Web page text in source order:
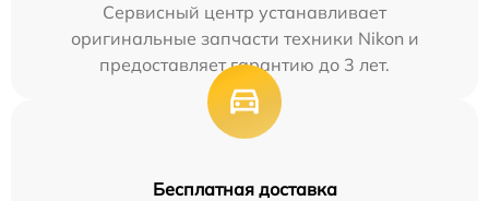
Сервисный центр устанавливает
оригинальные запчасти техники Nikon и
предоставляет гарантию до 3 лет.
Бесплатная доставка